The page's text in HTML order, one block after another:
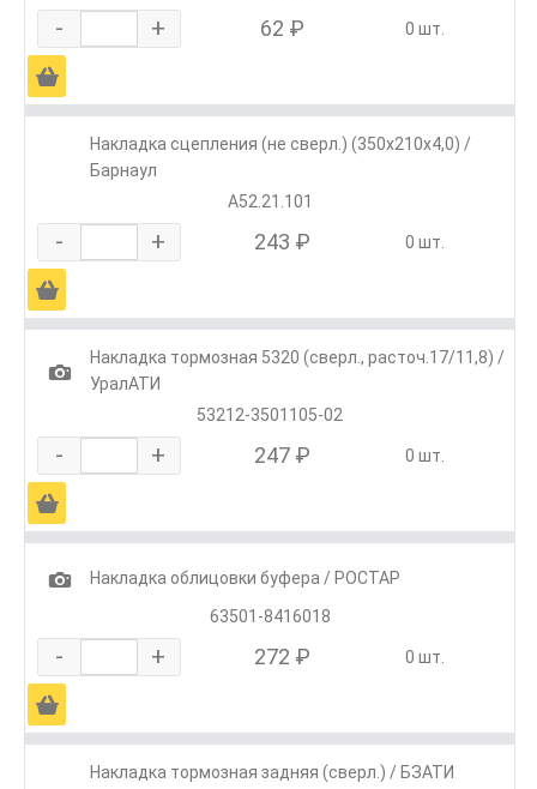
- + 62 ₽ 0 шт.
Ä
Накладка сцепления (не сверл.) (350х210х4,0) /
Барнаул
A52.21.101
- + 243 ₽ 0 шт.
Ä
1
Накладка тормозная 5320 (сверл., расточ.17/11,8) /
УралАТИ
53212-3501105-02
- + 247 ₽ 0 шт.
Ä
1
Накладка облицовки буфера / РОСТАР
63501-8416018
- + 272 ₽ 0 шт.
Ä
Накладка тормозная задняя (сверл.) / БЗАТИ